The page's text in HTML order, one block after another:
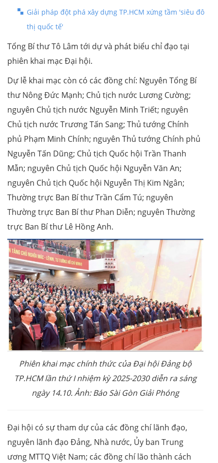
Giải pháp đột phá xây dựng TP.HCM xứng tầm 'siêu đô
thị quốc tế'
Tổng Bí thư Tô Lâm tới dự và phát biểu chỉ đạo tại
phiên khai mạc Đại hội.
Dự lễ khai mạc còn có các đồng chí: Nguyên Tổng Bí
thư Nông Đức Mạnh; Chủ tịch nước Lương Cường;
nguyên Chủ tịch nước Nguyễn Minh Triết; nguyên
Chủ tịch nước Trương Tấn Sang; Thủ tướng Chính
phủ Phạm Minh Chính; nguyên Thủ tướng Chính phủ
Nguyễn Tấn Dũng; Chủ tịch Quốc hội Trần Thanh
Mẫn; nguyên Chủ tịch Quốc hội Nguyễn Văn An;
nguyên Chủ tịch Quốc hội Nguyễn Thị Kim Ngân;
Thường trực Ban Bí thư Trần Cẩm Tú; nguyên
Thường trực Ban Bí thư Phan Diễn; nguyên Thường
trực Ban Bí thư Lê Hồng Anh.
Phiên khai mạc chính thức của Đại hội Đảng bộ
TP.HCM lần thứ I nhiệm kỳ 2025-2030 diễn ra sáng
ngày 14.10. Ảnh: Báo Sài Gòn Giải Phóng
Đại hội có sự tham dự của các đồng chí lãnh đạo,
nguyên lãnh đạo Đảng, Nhà nước, Ủy ban Trung
ương MTTQ Việt Nam; các đồng chí lão thành cách